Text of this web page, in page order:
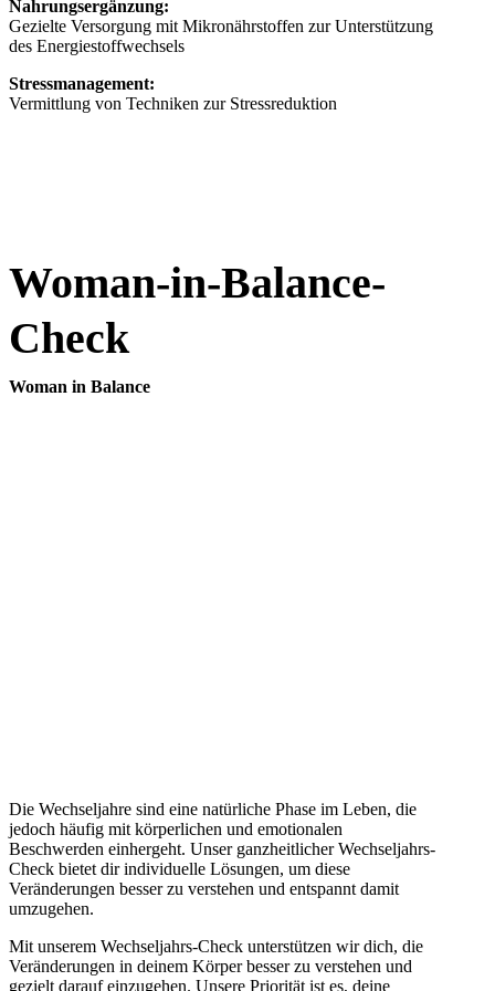
Nahrungsergänzung:
Gezielte Versorgung mit Mikronährstoffen zur Unterstützung
des Energiestoffwechsels
Stressmanagement:
Vermittlung von Techniken zur Stressreduktion
Woman-in-Balance-
Check
Woman in Balance
Die Wechseljahre sind eine natürliche Phase im Leben, die
jedoch häufig mit körperlichen und emotionalen
Beschwerden einhergeht. Unser ganzheitlicher Wechseljahrs-
Check bietet dir individuelle Lösungen, um diese
Veränderungen besser zu verstehen und entspannt damit
umzugehen.
Mit unserem Wechseljahrs-Check unterstützen wir dich, die
Veränderungen in deinem Körper besser zu verstehen und
gezielt darauf einzugehen. Unsere Priorität ist es, deine